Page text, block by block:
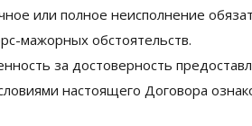
или полное неисполнение
мажорных обстоятельств.
за достоверность
настоящего Договора